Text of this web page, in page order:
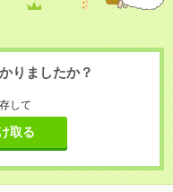
りましたか？
して
取る